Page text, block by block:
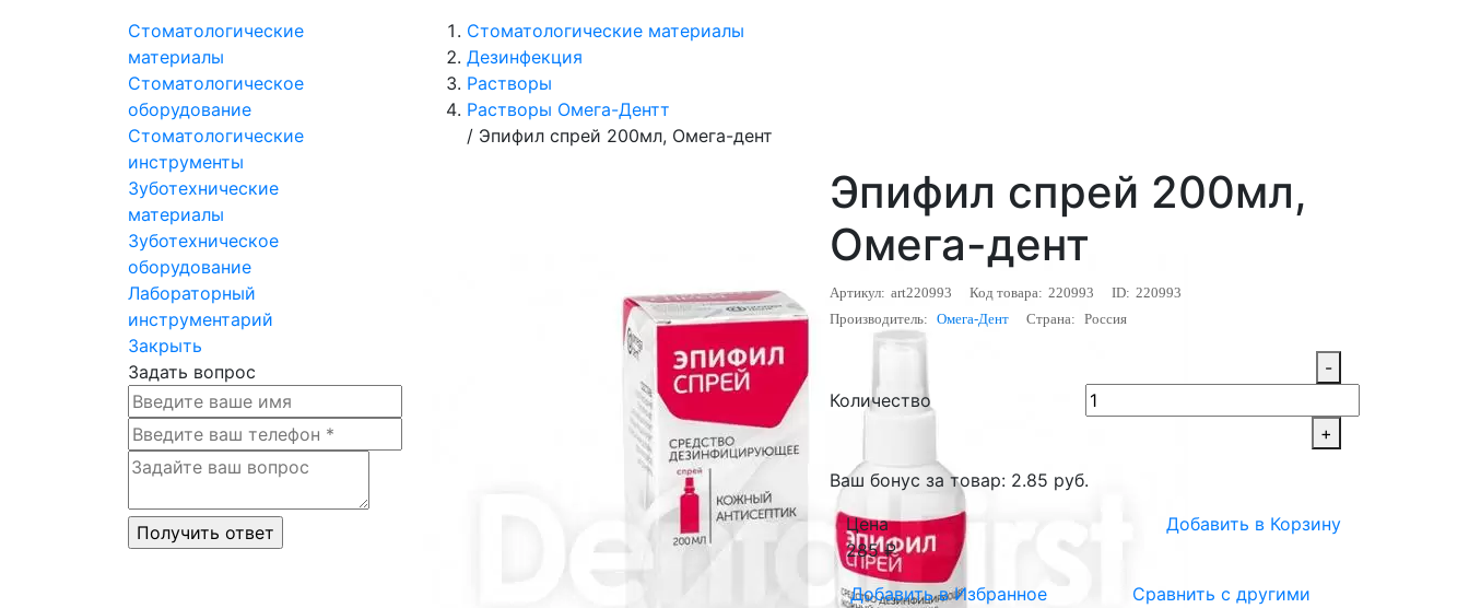
Стоматологические
материалы
Стоматологическое
оборудование
Стоматологические
инструменты
Зуботехнические
материалы
Зуботехническое
оборудование
Лабораторный
инструментарий
Закрыть
Задать вопрос
Стоматологические материалы
Дезинфекция
Растворы
Растворы Омега-Дентт
/ Эпифил спрей 200мл, Омега-дент
Эпифил спрей 200мл,
Омега-дент
Артикул: art220993 Код товара: 220993 ID: 220993
Производитель: Омега-Дент Страна: Россия
Количество
-
+
Ваш бонус за товар: 2.85 руб.
Цена
285 ₽
Добавить в Корзину
Добавить в Избранное
Сравнить с другими